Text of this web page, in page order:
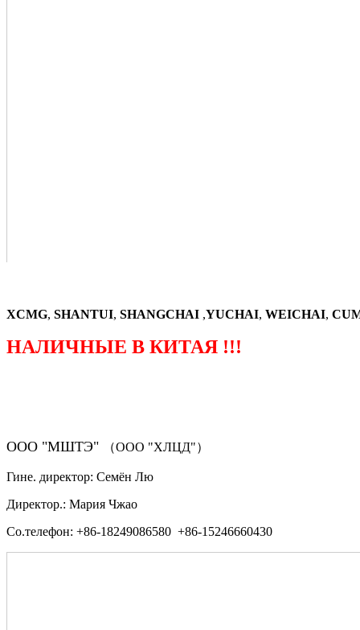
XCMG, SHANTUI, SHANGCHAI ,YUCHAI, WEICHAI,
НАЛИЧНЫЕ В КИТАЯ !!!
ООО "МШТЭ" （ООО "ХЛЦД"）
Гине. директор: Семён Лю
Директор.: Мария Чжао
Со.телефон: +86-18249086580 +86-15246660430